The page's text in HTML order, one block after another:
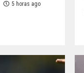
5 horas ago